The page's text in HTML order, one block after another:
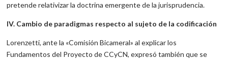
pretende relativizar la doctrina emergente de la jurisprudencia.
IV. Cambio de paradigmas respecto al sujeto de la codificación
Lorenzetti, ante la «Comisión Bicameral» al explicar los
Fundamentos del Proyecto de CCyCN, expresó también que se